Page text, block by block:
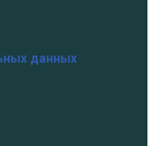
данных